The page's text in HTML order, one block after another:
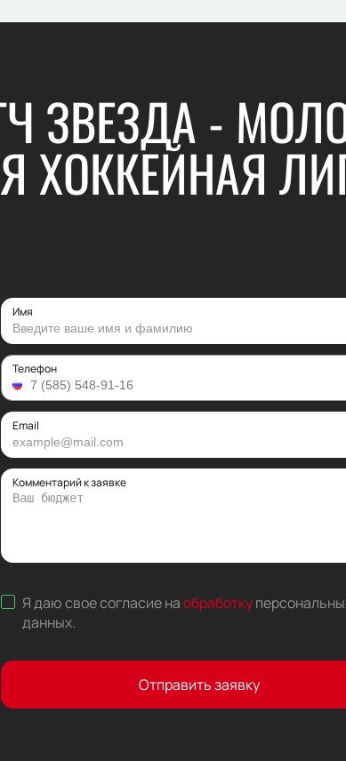
ЗВЕЗДА -
ХОККЕЙНАЯ
Имя
Телефон
Email
Комментарий к заявке
Я даю свое согласие наобработку
данных.
Отправить заявку